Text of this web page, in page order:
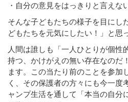
・自分の意見をはっきりと言えな
そんな子どもたちの様子を目にし
どもたちを元気にしたい！」と思
人間は誰しも「一人ひとりが個性
持つ、かけがえの無い存在なのだ
ます。この当たり前のことを参加
く、その保護者の方々にも今一度
ャンプ生活を通して「本当の自分